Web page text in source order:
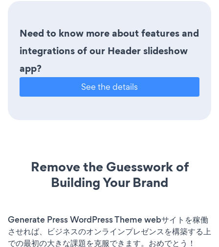
Need to know more about features and
integrations of our Header slideshow
app?
See the details
Remove the Guesswork of
Building Your Brand
Generate Press WordPress Theme webサイトを稼働
させれば、ビジネスのオンラインプレゼンスを構築する上
での最初の大きな課題を克服できます。おめでとう！